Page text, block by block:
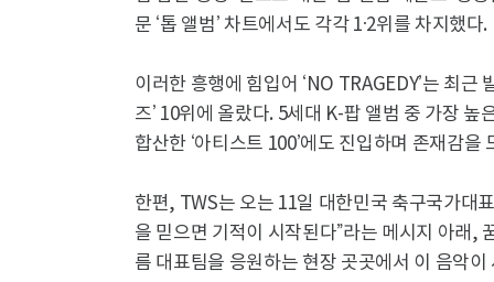
문 ‘톱 앨범’ 차트에서도 각각 1·2위를 차지했다.
이러한 흥행에 힘입어 ‘NO TRAGEDY’는 최근
즈’ 10위에 올랐다. 5세대 K-팝 앨범 중 가장
합산한 ‘아티스트 100’에도 진입하며 존재감을
한편, TWS는 오는 11일 대한민국 축구국가대
을 믿으면 기적이 시작된다”라는 메시지 아래,
름 대표팀을 응원하는 현장 곳곳에서 이 음악